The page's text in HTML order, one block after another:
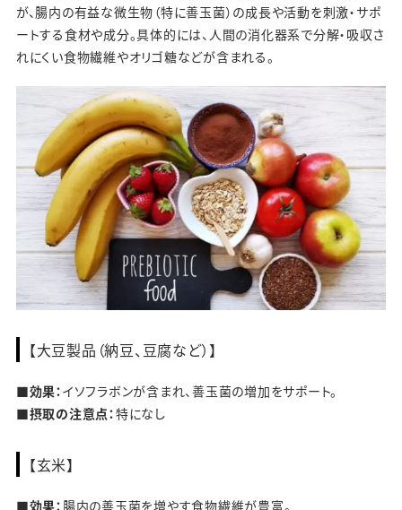
が、腸内の有益な微生物（特に善玉菌）の成長や活動を刺激・サポ
ートする食材や成分。具体的には、人間の消化器系で分解・吸収さ
れにくい食物繊維やオリゴ糖などが含まれる。
【大豆製品（納豆、豆腐など）】
■効果：イソフラボンが含まれ、善玉菌の増加をサポート。
■摂取の注意点：特になし
【玄米】
■効果： 腸内の善玉菌を増やす食物繊維が豊富。